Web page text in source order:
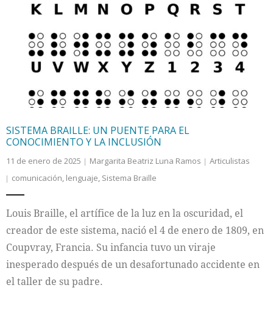
SISTEMA BRAILLE: UN PUENTE PARA EL
CONOCIMIENTO Y LA INCLUSIÓN
11 de enero de 2025 Margarita Beatriz Luna Ramos
Articulistas
comunicación, lenguaje, Sistema Braille
Louis Braille, el artífice de la luz en la oscuridad, el
creador de este sistema, nació el 4 de enero de 1809, en
Coupvray, Francia. Su infancia tuvo un viraje
inesperado después de un desafortunado accidente en
el taller de su padre.